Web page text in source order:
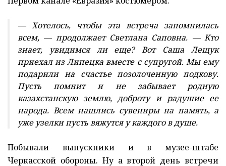
— Хотелось, чтобы эта встреча запомнилась
всем, — продолжает Светлана Саповна. — Кто
знает, увидимся ли еще? Вот Саша Лещук
приехал из Липецка вместе с супругой. Мы ему
подарили на счастье позолоченную подкову.
Пусть помнит и не забывает родную
казахстанскую землю, доброту и радушие ее
народа. Всем нашлись сувениры на память, а
уже узелки пусть вяжутся у каждого в душе.
Побывали выпускники и в музее-штабе
Черкасской обороны. Ну а второй день встречи